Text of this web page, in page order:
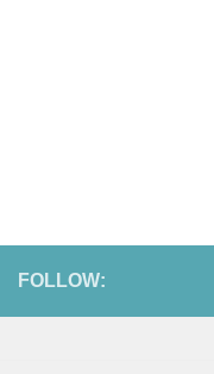
FOLLOW: